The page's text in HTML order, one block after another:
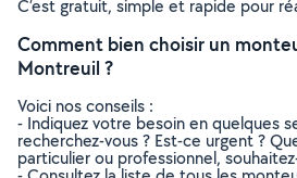
C’est gratuit, simple et rapide pour
Comment bien choisir un
Montreuil ?
Voici nos conseils :
- Indiquez votre besoin en quelques
recherchez-vous ? Est-ce urgent ?
particulier ou professionnel,